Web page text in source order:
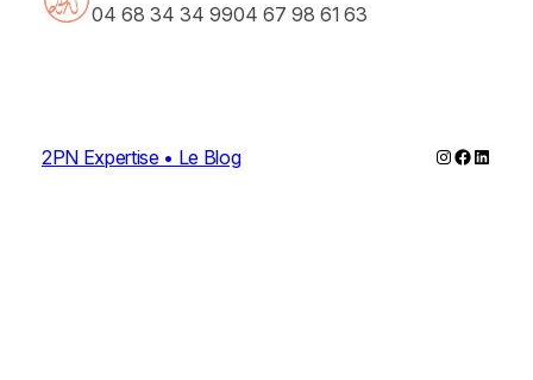
04 68 34 34 9904 67 98 61 63
2PN Expertise • Le Blog Instagram